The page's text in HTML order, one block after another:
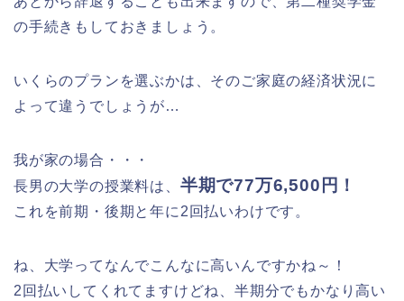
の手続きもしておきましょう。
いくらのプランを選ぶかは、そのご家庭の経済状況に
よって違うでしょうが…
我が家の場合・・・
長男の大学の授業料は、 半期で77万6,500円！
これを前期・後期と年に2回払いわけです。
ね、大学ってなんでこんなに高いんですかね～！
2回払いしてくれてますけどね、半期分でもかなり高い